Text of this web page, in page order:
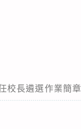
校長遴選作業簡章